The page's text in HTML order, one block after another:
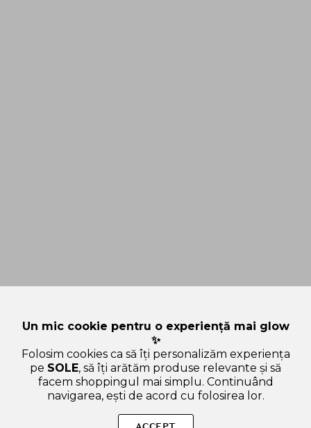
Retinol Retinal 2000 Nad+Serum, 30 ml - ser de fata formulat
Un mic cookie pentru o experiență mai glow
✨
Folosim cookies ca să îți personalizăm experiența
pe SOLE, să îți arătăm produse relevante și să
facem shoppingul mai simplu. Continuând
navigarea, ești de acord cu folosirea lor.